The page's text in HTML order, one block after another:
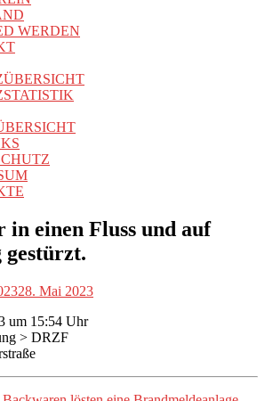
WERDEN
in einen Fluss und auf
gestürzt.
28. Mai 2023
um 15:54 Uhr
> DRZF